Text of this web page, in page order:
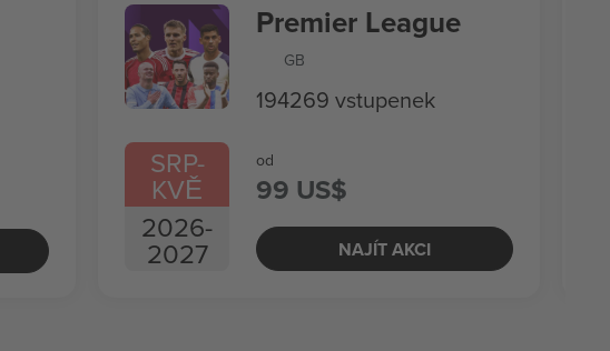
SRP-
KVĚ
2026-
2027
Premier League
GB
194269 vstupenek
od
99 US$
NAJÍT AKCI